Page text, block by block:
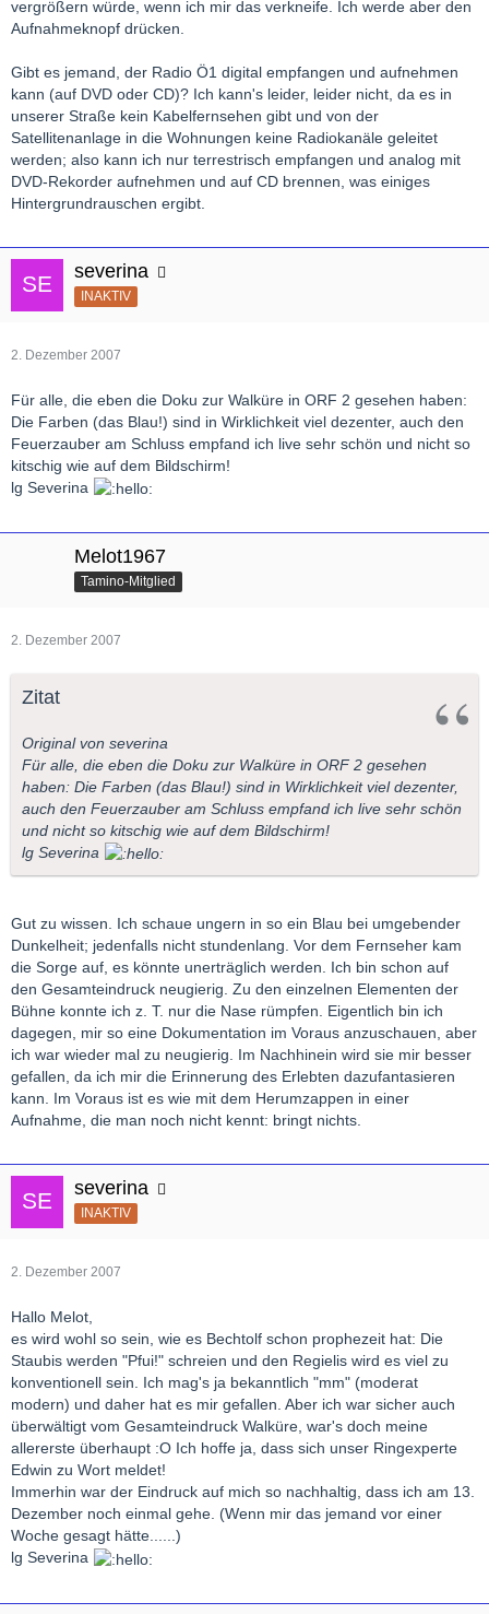
vergrößern würde, wenn ich mir das verkneife. Ich werde aber den
Aufnahmeknopf drücken.
Gibt es jemand, der Radio Ö1 digital empfangen und aufnehmen
kann (auf DVD oder CD)? Ich kann's leider, leider nicht, da es in
unserer Straße kein Kabelfernsehen gibt und von der
Satellitenanlage in die Wohnungen keine Radiokanäle geleitet
werden; also kann ich nur terrestrisch empfangen und analog mit
DVD-Rekorder aufnehmen und auf CD brennen, was einiges
Hintergrundrauschen ergibt.
severina
INAKTIV
2. Dezember 2007
Für alle, die eben die Doku zur Walküre in ORF 2 gesehen haben:
Die Farben (das Blau!) sind in Wirklichkeit viel dezenter, auch den
Feuerzauber am Schluss empfand ich live sehr schön und nicht so
kitschig wie auf dem Bildschirm!
lg Severina
Melot1967
Tamino-Mitglied
2. Dezember 2007
Zitat
Original von severina
Für alle, die eben die Doku zur Walküre in ORF 2 gesehen
haben: Die Farben (das Blau!) sind in Wirklichkeit viel dezenter,
auch den Feuerzauber am Schluss empfand ich live sehr schön
und nicht so kitschig wie auf dem Bildschirm!
lg Severina
Gut zu wissen. Ich schaue ungern in so ein Blau bei umgebender
Dunkelheit; jedenfalls nicht stundenlang. Vor dem Fernseher kam
die Sorge auf, es könnte unerträglich werden. Ich bin schon auf
den Gesamteindruck neugierig. Zu den einzelnen Elementen der
Bühne konnte ich z. T. nur die Nase rümpfen. Eigentlich bin ich
dagegen, mir so eine Dokumentation im Voraus anzuschauen, aber
ich war wieder mal zu neugierig. Im Nachhinein wird sie mir besser
gefallen, da ich mir die Erinnerung des Erlebten dazufantasieren
kann. Im Voraus ist es wie mit dem Herumzappen in einer
Aufnahme, die man noch nicht kennt: bringt nichts.
severina
INAKTIV
2. Dezember 2007
Hallo Melot,
es wird wohl so sein, wie es Bechtolf schon prophezeit hat: Die
Staubis werden "Pfui!" schreien und den Regielis wird es viel zu
konventionell sein. Ich mag's ja bekanntlich "mm" (moderat
modern) und daher hat es mir gefallen. Aber ich war sicher auch
überwältigt vom Gesamteindruck Walküre, war's doch meine
allererste überhaupt :O Ich hoffe ja, dass sich unser Ringexperte
Edwin zu Wort meldet!
Immerhin war der Eindruck auf mich so nachhaltig, dass ich am 13.
Dezember noch einmal gehe. (Wenn mir das jemand vor einer
Woche gesagt hätte......)
lg Severina